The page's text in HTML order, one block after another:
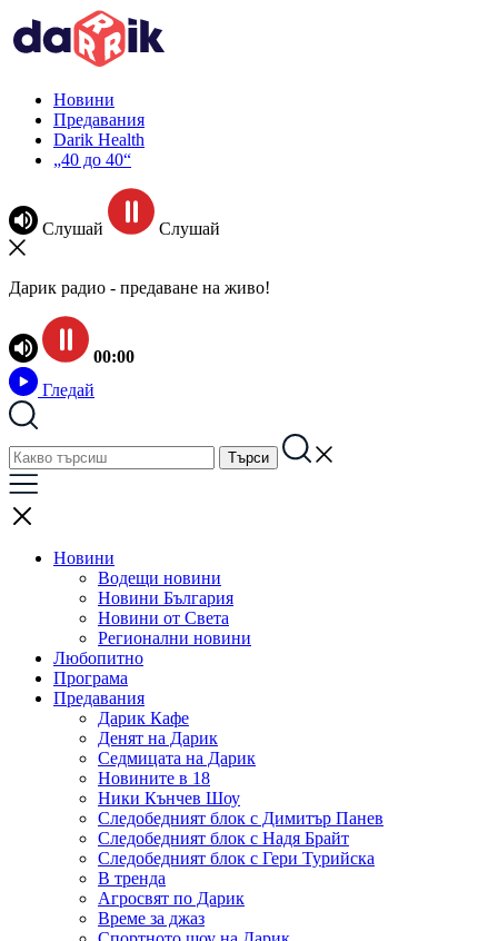
Новини
Предавания
Darik Health
„40 до 40“
Слушай Слушай
Дарик радио - предаване на живо!
00:00
Гледай
Новини
Водещи новини
Новини България
Новини от Света
Регионални новини
Любопитно
Програма
Предавания
Дарик Кафе
Денят на Дарик
Седмицата на Дарик
Новините в 18
Ники Кънчев Шоу
Следобедният блок с Димитър Панев
Следобедният блок с Надя Брайт
Следобедният блок с Гери Турийска
В тренда
Агросвят по Дарик
Време за джаз